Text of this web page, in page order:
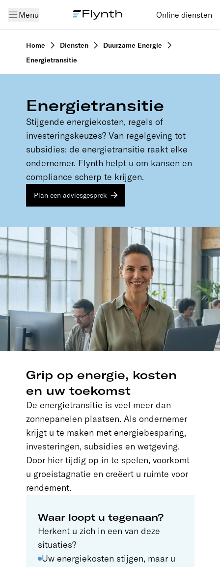
Menu Online diensten
Home Diensten
Duurzame Energie
Energietransitie
Energietransitie
Stijgende energiekosten, regels of
investeringskeuzes? Van regelgeving tot
subsidies: de energietransitie raakt elke
ondernemer. Flynth helpt u om kansen en
compliance scherp te krijgen.
Plan een adviesgesprek
Grip op energie, kosten
en uw toekomst
De energietransitie is veel meer dan
zonnepanelen plaatsen. Als ondernemer
krijgt u te maken met energiebesparing,
investeringen, subsidies en wetgeving.
Door hier tijdig op in te spelen, voorkomt
u groeistagnatie en creëert u ruimte voor
rendement.
Waar loopt u tegenaan?
Herkent u zich in een van deze
situaties?
Uw energiekosten stijgen, maar u